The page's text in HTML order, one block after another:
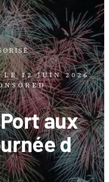
LE12 JUIN 2026
aux
d